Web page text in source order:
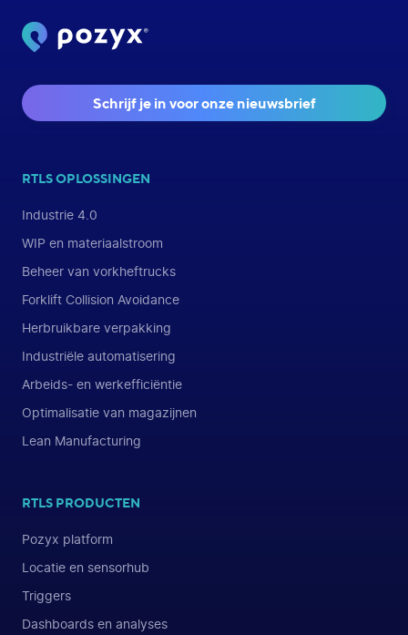
Schrijf je in voor onze nieuwsbrief
RTLS OPLOSSINGEN
Industrie 4.0
WIP en materiaalstroom
Beheer van vorkheftrucks
Forklift Collision Avoidance
Herbruikbare verpakking
Industriële automatisering
Arbeids- en werkefficiëntie
Optimalisatie van magazijnen
Lean Manufacturing
RTLS PRODUCTEN
Pozyx platform
Locatie en sensorhub
Triggers
Dashboards en analyses